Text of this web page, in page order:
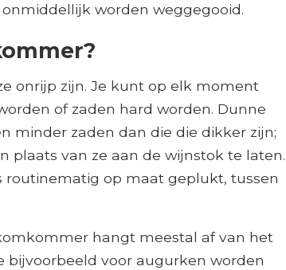
worden weggegooid.
onrijp zijn. Je kunt op elk moment
of zaden hard worden. Dunne
minder zaden dan die die dikker zijn;
plaats van ze aan de wijnstok te laten.
op maat geplukt, tussen
hangt meestal af van het
bijvoorbeeld voor augurken worden